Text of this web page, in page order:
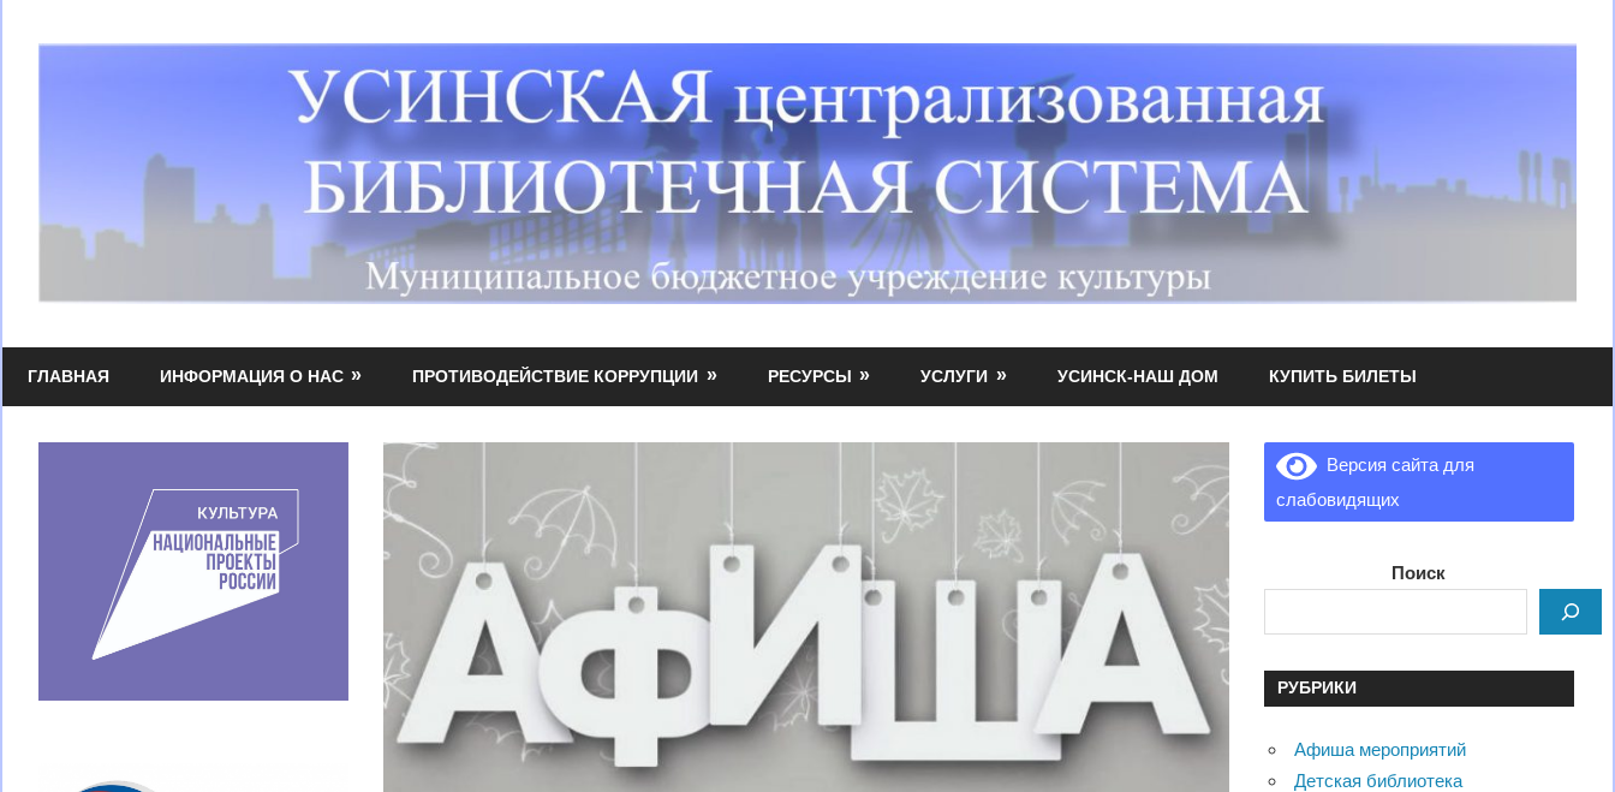
МБУК
УЦБС
библиотечная
ГЛАВНАЯ ИНФОРМАЦИЯ О НАС ПРОТИВОДЕЙСТВИЕ КОРРУПЦИИ РЕСУРСЫ УСЛУГИ УСИНСК-НАШ ДОМ КУПИТЬ БИЛЕТЫ
Версия сайта для
слабовидящих
Поиск
РУБРИКИ
Афиша мероприятий
Детская библиотека